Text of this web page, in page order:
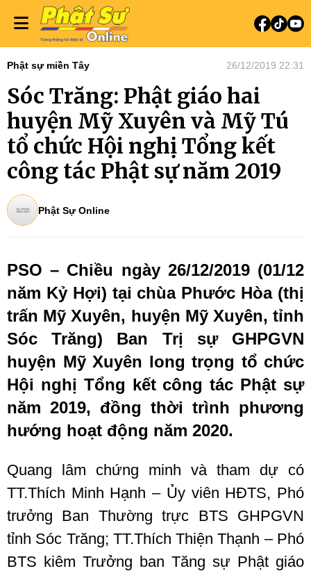
Phật sự miền Tây 26/12/2019 22:31
Sóc Trăng: Phật giáo hai
huyện Mỹ Xuyên và Mỹ Tú
tổ chức Hội nghị Tổng kết
công tác Phật sự năm 2019
Phật Sự Online
PSO – Chiều ngày 26/12/2019 (01/12
năm Kỷ Hợi) tại chùa Phước Hòa (thị
trấn Mỹ Xuyên, huyện Mỹ Xuyên, tỉnh
Sóc Trăng) Ban Trị sự GHPGVN
huyện Mỹ Xuyên long trọng tổ chức
Hội nghị Tổng kết công tác Phật sự
năm 2019, đồng thời trình phương
hướng hoạt động năm 2020.
Quang lâm chứng minh và tham dự có
TT.Thích Minh Hạnh – Ủy viên HĐTS, Phó
trưởng Ban Thường trực BTS GHPGVN
tỉnh Sóc Trăng; TT.Thích Thiện Thạnh – Phó
BTS kiêm Trưởng ban Tăng sự Phật giáo